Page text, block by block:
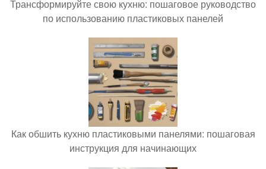
Трансформируйте свою кухню: пошаговое руководство
по использованию пластиковых панелей
Как обшить кухню пластиковыми панелями: пошаговая
инструкция для начинающих